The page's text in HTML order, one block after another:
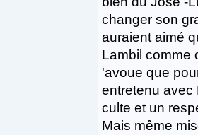
changer son
auraient aimé
Lambil comme
'avoue que
entretenu avec
culte et un
Mais même